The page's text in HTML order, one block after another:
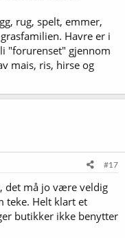
rug, spelt, emmer,
Havre er i
"forurenset" gjennom
mais, ris, hirse og
#17
det må jo være veldig
teke. Helt klart et
butikker ikke benytter